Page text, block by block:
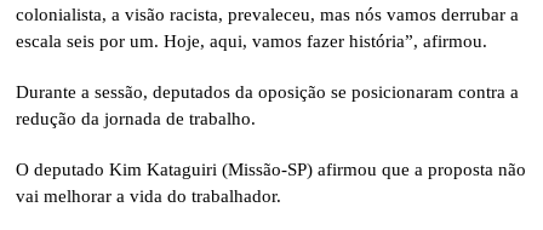
colonialista, a visão racista, prevaleceu, mas nós vamos derrubar a
escala seis por um. Hoje, aqui, vamos fazer história”, afirmou.
Durante a sessão, deputados da oposição se posicionaram contra a
redução da jornada de trabalho.
O deputado Kim Kataguiri (Missão-SP) afirmou que a proposta não
vai melhorar a vida do trabalhador.